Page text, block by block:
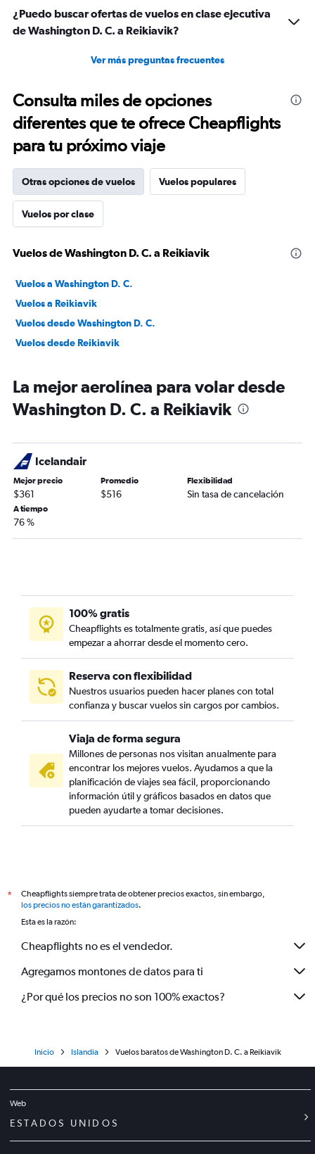
¿Puedo buscar ofertas de vuelos en clase ejecutiva
de Washington D. C. a Reikiavik?
Ver más preguntas frecuentes
Consulta miles de opciones
diferentes que te ofrece Cheapflights
para tu próximo viaje
Otras opciones de vuelos Vuelos populares
Vuelos por clase
Vuelos de Washington D. C. a Reikiavik
Vuelos a Washington D. C.
Vuelos a Reikiavik
Vuelos desde Washington D. C.
Vuelos desde Reikiavik
La mejor aerolínea para volar desde
Washington D. C. a Reikiavik
Icelandair
Mejor precio
$361
Promedio
$516
Flexibilidad
Sin tasa de cancelación
A tiempo
76 %
100% gratis
Cheapflights es totalmente gratis, así que puedes
empezar a ahorrar desde el momento cero.
Reserva con flexibilidad
Nuestros usuarios pueden hacer planes con total
confianza y buscar vuelos sin cargos por cambios.
Viaja de forma segura
Millones de personas nos visitan anualmente para
encontrar los mejores vuelos. Ayudamos a que la
planificación de viajes sea fácil, proporcionando
información útil y gráficos basados en datos que
pueden ayudarte a tomar decisiones.
*
Cheapflights siempre trata de obtener precios exactos, sin embargo,
los precios no están garantizados.
Esta es la razón:
Cheapflights no es el vendedor.
Agregamos montones de datos para ti
¿Por qué los precios no son 100% exactos?
Inicio Islandia Vuelos baratos de Washington D. C. a Reikiavik
Web
ESTADOS UNIDOS